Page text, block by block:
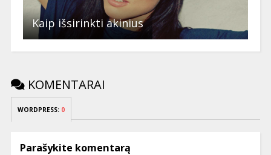
Kaip išsirinkti akinius
KOMENTARAI
WORDPRESS: 0
Parašykite komentarą